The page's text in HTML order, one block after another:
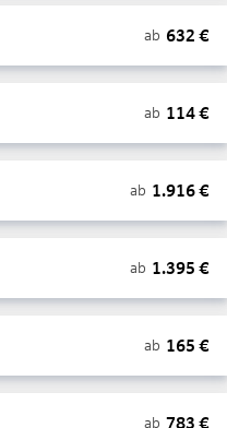
ab 632 €
ab 114€
ab 1.916€
ab 1.395 €
ab 165 €
ab 783 €